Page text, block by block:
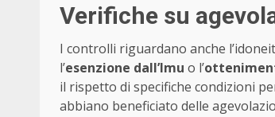
Verifiche su
I controlli riguardano anche
l’esenzione dall’Imu o l’
il rispetto di specifiche condizioni
abbiano beneficiato delle